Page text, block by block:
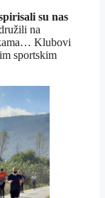
su nas
na
Klubovi
sportskim